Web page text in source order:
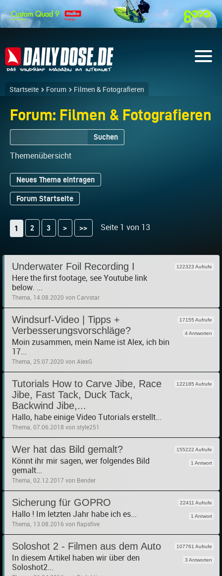
Startseite Forum Filmen & Fotografieren
Forum: Filmen & Fotografieren
Suchen
Themenübersicht
Neues Thema eintragen
Forum Startseite
1 2 3 > >> Seite 1 von 13
Underwater Foil Recording I
Here the first footage, see Youtube link
below. ...
Thema, 14.08.2020 von Carvstar
122323 Aufrufe
Windsurf-Video | Tipps +
Verbesserungsvorschläge?
Moin zusammen, mein Name ist Alex, ich bin
17...
Thema, 25.07.2020 von AlexG
17155 Aufrufe
4 Antworten
Tutorials How to Carve Jibe, Race
Jibe, Fast Tack, Duck Tack,
Backwind Jibe,...
Hallo, habe einige Video Tutorials erstellt...
Thema, 07.06.2018 von style251
122185 Aufrufe
Wer hat das Bild gemalt?
Könnt ihr mir sagen, wer folgendes Bild
gemalt...
Thema, 02.12.2017 von Bender
155222 Aufrufe
1 Antwort
Sicherung für GOPRO
Hallo ! Im letzten Jahr habe ich es...
Thema, 13.08.2016 von flapsfive
22411 Aufrufe
1 Antwort
Soloshot 2 - Filmen aus dem Auto
In diesem Artikel haben wir über den
Soloshot2...
107761 Aufrufe
3 Antworten